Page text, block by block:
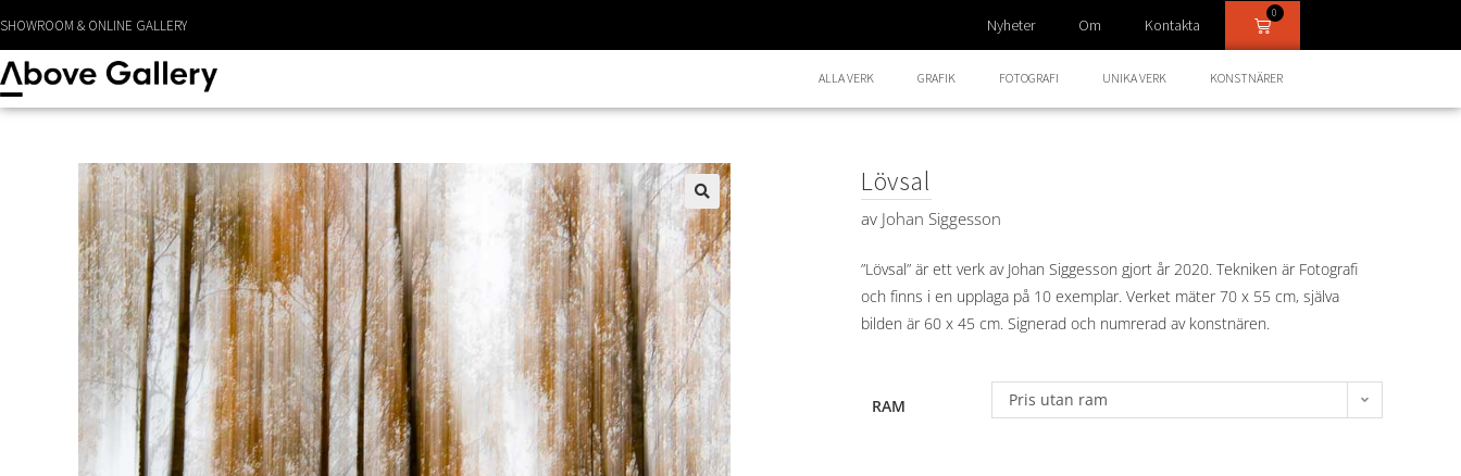
SHOWROOM & ONLINE GALLERY
LEVERANS CA 1 - 3 DAGAR Nyheter Om Kontakta
0
ALLA VERK GRAFIK FOTOGRAFI UNIKA VERK KONSTNÄRER
🔍
Lövsal
av Johan Siggesson
”Lövsal” är ett verk av Johan Siggesson gjort år 2020. Tekniken är Fotografi
och finns i en upplaga på 10 exemplar. Verket mäter 70 x 55 cm, själva
bilden är 60 x 45 cm. Signerad och numrerad av konstnären.
RAM Pris utan ram